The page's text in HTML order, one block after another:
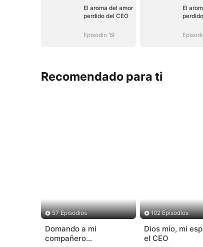
El aroma del amor
perdido del CEO
Episodio 19
El
Recomendado para ti
57 Episodios
Domando a mi
compañero
102 Episodios
Dios mío, mi
el CEO